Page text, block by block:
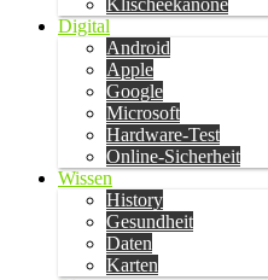
Klischeekanone
Digital
Android
Apple
Google
Microsoft
Hardware-Test
Online-Sicherheit
Wissen
History
Gesundheit
Daten
Karten